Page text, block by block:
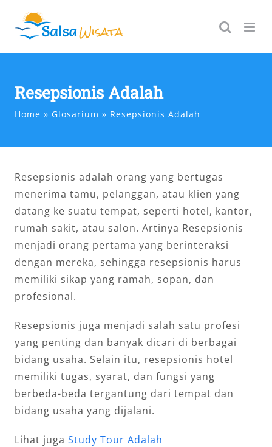
content
Resepsionis Adalah
Home Glosarium Resepsionis Adalah
Resepsionis adalah orang yang bertugas
menerima tamu, pelanggan, atau klien yang
datang ke suatu tempat, seperti hotel, kantor,
rumah sakit, atau salon. Artinya Resepsionis
menjadi orang pertama yang berinteraksi
dengan mereka, sehingga resepsionis harus
memiliki sikap yang ramah, sopan, dan
profesional.
Resepsionis juga menjadi salah satu profesi
yang penting dan banyak dicari di berbagai
bidang usaha. Selain itu, resepsionis hotel
memiliki tugas, syarat, dan fungsi yang
berbeda-beda tergantung dari tempat dan
bidang usaha yang dijalani.
Lihat juga Study Tour Adalah